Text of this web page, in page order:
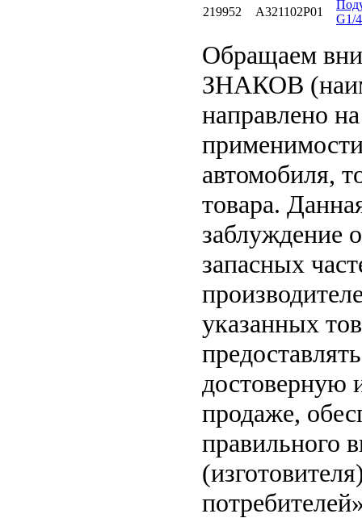
219952
A321102P01
G1/
Обращаем
ЗНАКОВ
направлено
автомобиля,
товара.
заблуждение
запасных
указанных
достоверную
продаже,
правильного